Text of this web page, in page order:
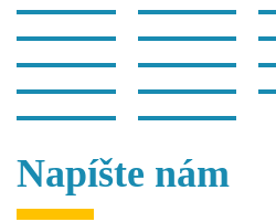
Napíšte nám